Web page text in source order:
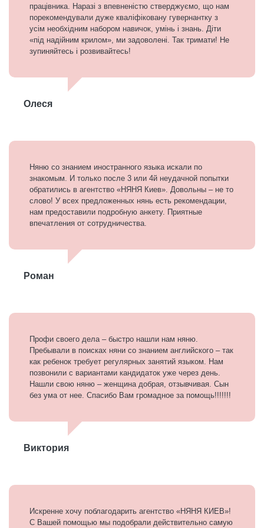
працівника. Наразі з впевненістю стверджуємо, що нам
порекомендували дуже кваліфіковану гувернантку з
усім необхідним набором навичок, умінь і знань. Діти
«під надійним крилом», ми задоволені. Так тримати! Не
зупиняйтесь і розвивайтесь!
Олеся
Няню со знанием иностранного языка искали по
знакомым. И только после 3 или 4й неудачной попытки
обратились в агентство «НЯНЯ Киев». Довольны – не то
слово! У всех предложенных нянь есть рекомендации,
нам предоставили подробную анкету. Приятные
впечатления от сотрудничества.
Роман
Профи своего дела – быстро нашли нам няню.
Пребывали в поисках няни со знанием английского – так
как ребенок требует регулярных занятий языком. Нам
позвонили с вариантами кандидаток уже через день.
Нашли свою няню – женщина добрая, отзывчивая. Сын
без ума от нее. Спасибо Вам громадное за помощь!!!!!!!
Виктория
Искренне хочу поблагодарить агентство «НЯНЯ КИЕВ»!
С Вашей помощью мы подобрали действительно самую